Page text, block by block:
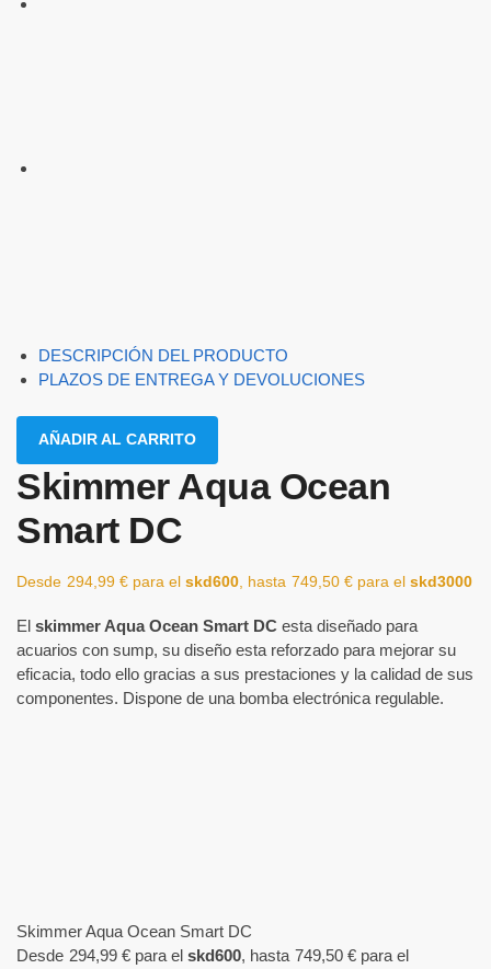
DESCRIPCIÓN DEL PRODUCTO
PLAZOS DE ENTREGA Y DEVOLUCIONES
AÑADIR AL CARRITO
Skimmer Aqua Ocean
Smart DC
Desde 294,99 € para el skd600 , hasta 749,50 € para el skd3000
El skimmer Aqua Ocean Smart DC esta diseñado para
acuarios con sump, su diseño esta reforzado para mejorar su
eficacia, todo ello gracias a sus prestaciones y la calidad de sus
componentes. Dispone de una bomba electrónica regulable.
Skimmer Aqua Ocean Smart DC
Desde 294,99 € para el skd600, hasta 749,50 € para el